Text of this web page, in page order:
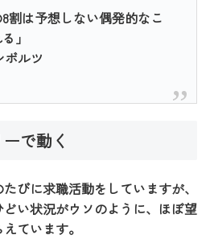
8割は予想しない偶発的なこ
」
ボルツ
で動く
びに求職活動をしていますが、
い状況がウソのように、ほぼ望
ています。